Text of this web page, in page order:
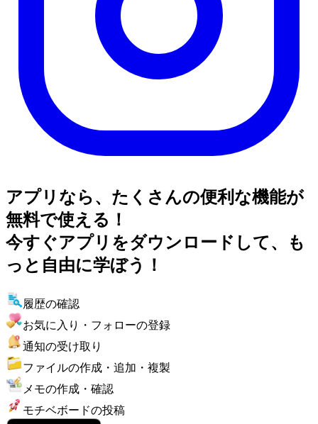
アプリなら、たくさんの便利な機能が
無料で使える！
今すぐアプリをダウンロードして、も
っと自由に学ぼう！
履歴の確認
お気に入り・フォローの登録
通知の受け取り
ファイルの作成・追加・複製
メモの作成・確認
モチベボードの投稿